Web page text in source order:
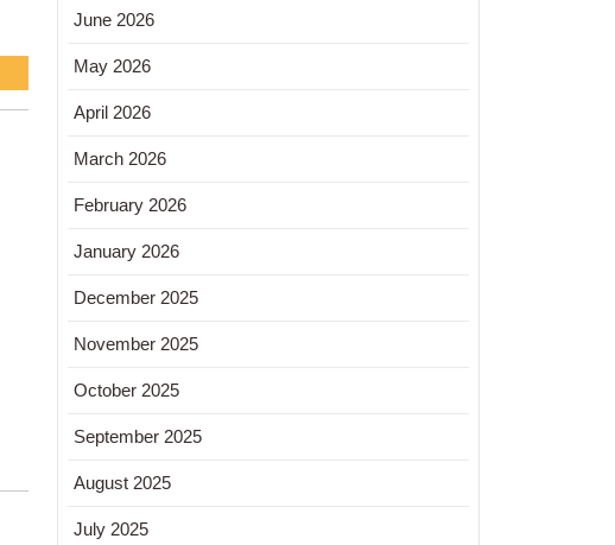
June 2026
May 2026
April 2026
March 2026
February 2026
January 2026
December 2025
November 2025
October 2025
September 2025
August 2025
July 2025